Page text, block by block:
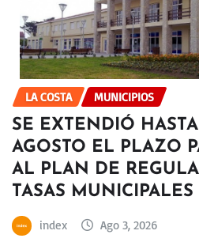
LA COSTA MUNICIPIOS
SE EXTENDIÓ
AGOSTO EL PLAZO
AL PLAN DE
TASAS MUNICIPALES
index Ago 3, 2026